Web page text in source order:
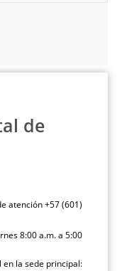
de
atención +57 (601)
8:00 a.m. a 5:00
la sede principal: